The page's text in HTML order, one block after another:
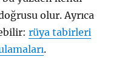
olur. Ayrıca
rüya tabirleri
.